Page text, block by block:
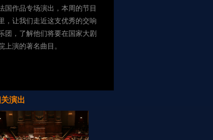
国作品专场演出，本周的节目
，让我们走近这支优秀的交响
团，了解他们将要在国家大剧
上演的著名曲目。
演出